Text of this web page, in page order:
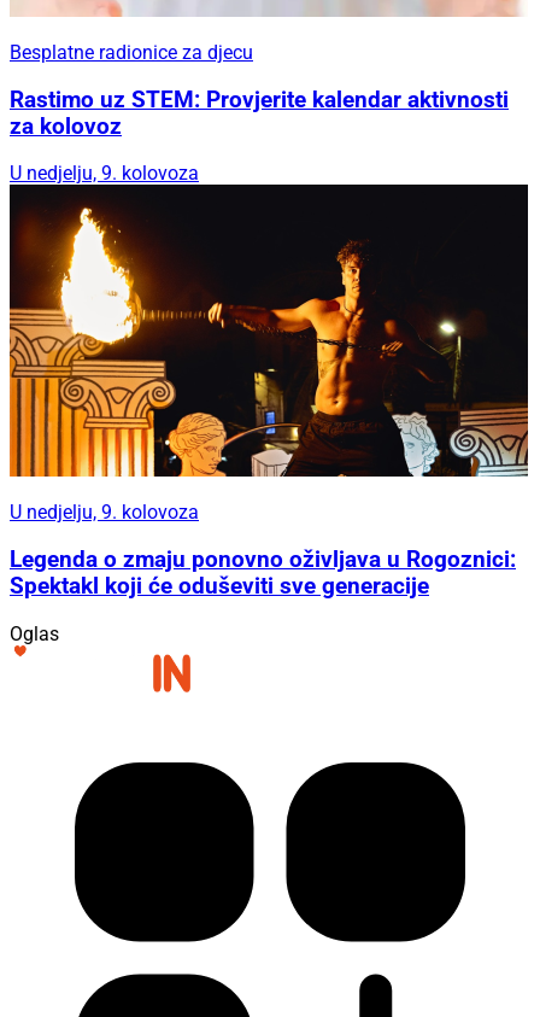
Besplatne radionice za djecu
Rastimo uz STEM: Provjerite kalendar aktivnosti
za kolovoz
U nedjelju, 9. kolovoza
U nedjelju, 9. kolovoza
Legenda o zmaju ponovno oživljava u Rogoznici:
Spektakl koji će oduševiti sve generacije
Oglas